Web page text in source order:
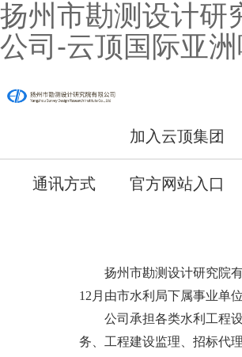
扬州市勘测设计研
公司-云顶国际亚
通讯方式
加入云顶集团
官方网站入口
扬州市勘测设计研究院
12 月由市水利局下属事业单
公司承担各类水利工程
务、工程建设监理、招标代